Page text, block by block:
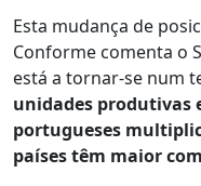
Esta mudança de
Conforme comenta o
está a tornar-se num
unidades produtivas
portugueses
países têm maior